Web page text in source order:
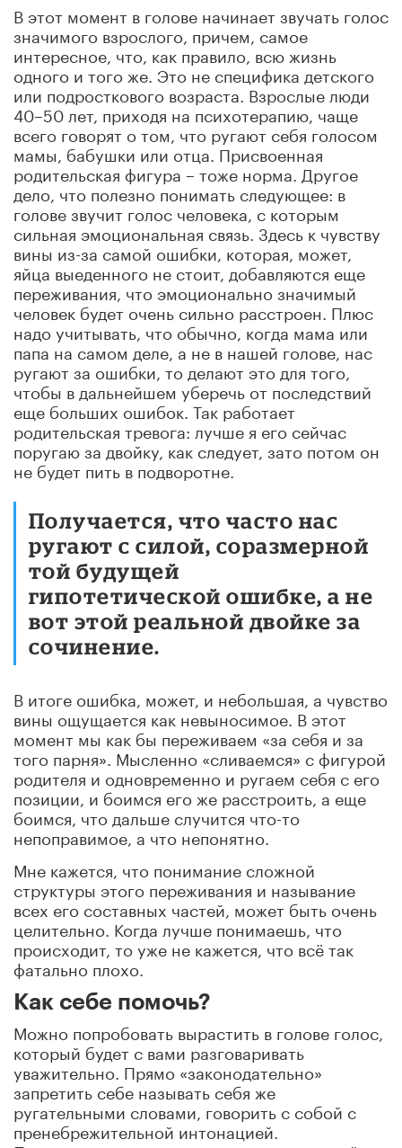
В этот момент в голове начинает звучать голос
значимого взрослого, причем, самое
интересное, что, как правило, всю жизнь
одного и того же. Это не специфика детского
или подросткового возраста. Взрослые люди
40–50 лет, приходя на психотерапию, чаще
всего говорят о том, что ругают себя голосом
мамы, бабушки или отца. Присвоенная
родительская фигура – тоже норма. Другое
дело, что полезно понимать следующее: в
голове звучит голос человека, с которым
сильная эмоциональная связь. Здесь к чувству
вины из-за самой ошибки, которая, может,
яйца выеденного не стоит, добавляются еще
переживания, что эмоционально значимый
человек будет очень сильно расстроен. Плюс
надо учитывать, что обычно, когда мама или
папа на самом деле, а не в нашей голове, нас
ругают за ошибки, то делают это для того,
чтобы в дальнейшем уберечь от последствий
еще больших ошибок. Так работает
родительская тревога: лучше я его сейчас
поругаю за двойку, как следует, зато потом он
не будет пить в подворотне.
Получается, что часто нас
ругают с силой, соразмерной
той будущей
гипотетической ошибке, а не
вот этой реальной двойке за
сочинение.
В итоге ошибка, может, и небольшая, а чувство
вины ощущается как невыносимое. В этот
момент мы как бы переживаем «за себя и за
того парня». Мысленно «сливаемся» с фигурой
родителя и одновременно и ругаем себя с его
позиции, и боимся его же расстроить, а еще
боимся, что дальше случится что-то
непоправимое, а что непонятно.
Мне кажется, что понимание сложной
структуры этого переживания и называние
всех его составных частей, может быть очень
целительно. Когда лучше понимаешь, что
происходит, то уже не кажется, что всё так
фатально плохо.
Как себе помочь?
Можно попробовать вырастить в голове голос,
который будет с вами разговаривать
уважительно. Прямо «законодательно»
запретить себе называть себя же
ругательными словами, говорить с собой с
пренебрежительной интонацией.